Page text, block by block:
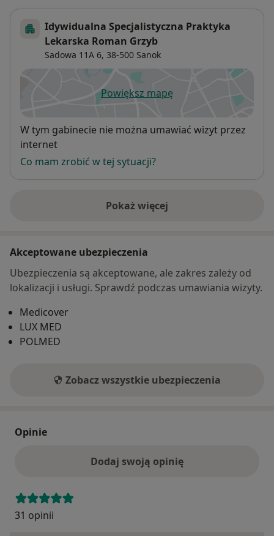
Idywidualna Specjalistyczna Praktyka
Lekarska Roman Grzyb
Sadowa 11A 6, 38-500 Sanok
Powiększ mapęotwiera się w nowej karcie
Dostępność
W tym gabinecie nie można umawiać wizyt przez
internet
Co mam zrobić w tej sytuacji?
Pokaż więcej
o adresie
Akceptowane ubezpieczenia
Ubezpieczenia są akceptowane, ale zakres zależy od
lokalizacji i usługi. Sprawdź podczas umawiania wizyty.
Medicover
LUX MED
POLMED
Zobacz wszystkie ubezpieczenia
Opinie
Dodaj swoją opinię
31 opinii